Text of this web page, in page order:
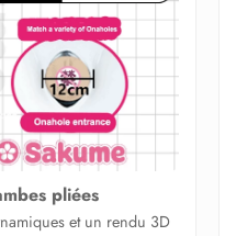
pliées
et un rendu 3D